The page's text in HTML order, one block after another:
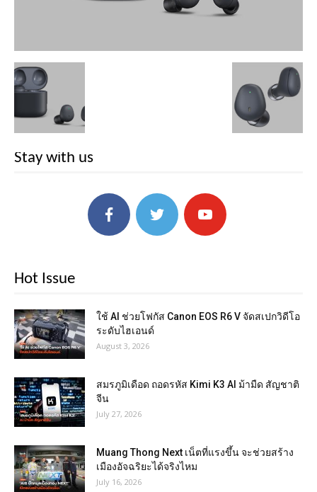
Stay with us
Hot Issue
ใช้ AI ช่วยโฟกัส Canon EOS R6 V จัดสเปกวิดีโอ
ระดับไฮเอนด์
August 3, 2026
สมรภูมิเดือด ถอดรหัส Kimi K3 AI ม้ามืด สัญชาติ
จีน
July 27, 2026
Muang Thong Next เน็ตที่แรงขึ้น จะช่วยสร้าง
เมืองอัจฉริยะได้จริงไหม
July 16, 2026